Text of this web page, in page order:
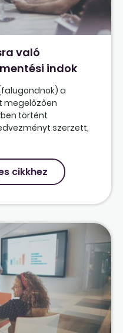
való
indok
a
megelőzően
történt
szerzett,
cikkhez